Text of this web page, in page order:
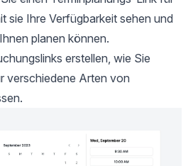
sie Ihre Verfügbarkeit sehen und
planen können.
erstellen, wie Sie
verschiedene Arten von